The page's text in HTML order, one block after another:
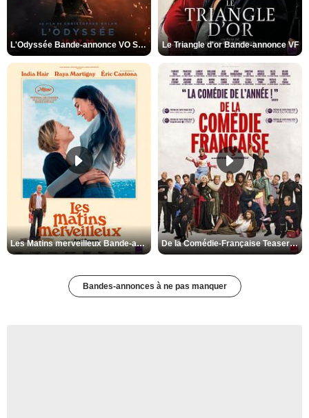
L'Odyssée Bande-annonce VO STFR Le Triangle d'or Bande-annonce VF
Les Matins merveilleux Bande-annonce VF De la Comédie-Française Teaser VF
Bandes-annonces à ne pas manquer